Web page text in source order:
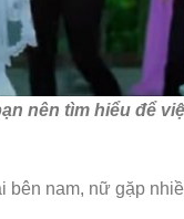
nên tìm hiểu để
nam, nữ gặp